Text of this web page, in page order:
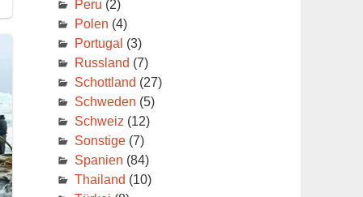
Peru (2)
Polen (4)
Portugal (3)
Russland (7)
Schottland (27)
Schweden (5)
Schweiz (12)
Sonstige(7)
Spanien (84)
Thailand (10)